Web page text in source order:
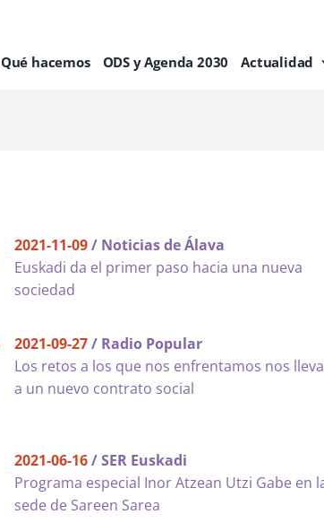
Qué hacemos ODS y Agenda 2030 Actualidad
2021-11-09/ Noticias de Álava
Euskadi da el primer paso hacia una nueva
sociedad
2021-09-27/ Radio Popular
Los retos a los que nos enfrentamos nos
a un nuevo contrato social
2021-06-16/ SER Euskadi
Programa especial Inor Atzean Utzi Gabe en
sede de Sareen Sarea